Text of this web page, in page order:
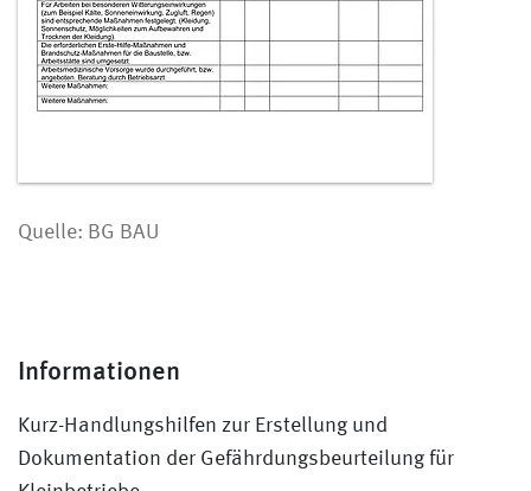
Quelle: BG BAU
Informationen
Kurz-Handlungshilfen zur Erstellung und
Dokumentation der Gefährdungsbeurteilung für